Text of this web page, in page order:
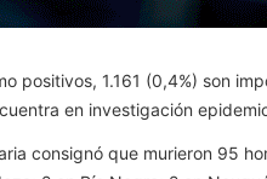
positivos, 1.161 (0,4%) son
en investigación
consignó que murieron 95